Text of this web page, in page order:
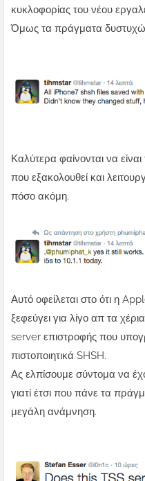
κυκλοφορίας του νέου
Όμως τα πράγματα
Καλύτερα φαίνονται να
που εξακολουθεί και
πόσο ακόμη.
Αυτό οφείλεται στο ότι η
ξεφεύγει για λίγο απ τα
server επιστροφής που
πιστοποιητικά SHSH.
Ας ελπίσουμε σύντομα να
γιατί έτσι που πάνε τα
μεγάλη ανάμνηση.